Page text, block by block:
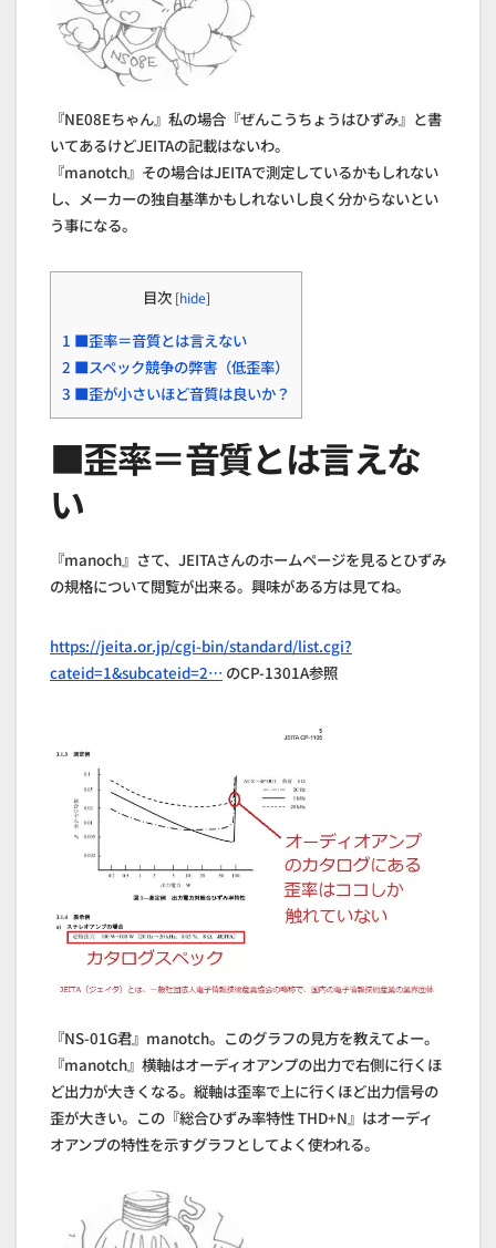
『NE08Eちゃん』私の場合『ぜんこうちょうはひずみ』と書
いてあるけどJEITAの記載はないわ。
『manotch』その場合はJEITAで測定しているかもしれない
し、メーカーの独自基準かもしれないし良く分からないとい
う事になる。
目次 [hide]
1 ■歪率＝音質とは言えない
2 ■スペック競争の弊害（低歪率）
3 ■歪が小さいほど音質は良いか？
■歪率＝音質とは言えな
い
『manoch』さて、JEITAさんのホームページを見るとひずみ
の規格について閲覧が出来る。興味がある方は見てね。
https://jeita.or.jp/cgi-bin/standard/list.cgi?
cateid=1&subcateid=2… のCP-1301A参照
『NS-01G君』manotch。このグラフの見方を教えてよー。
『manotch』横軸はオーディオアンプの出力で右側に行くほ
ど出力が大きくなる。縦軸は歪率で上に行くほど出力信号の
歪が大きい。この『総合ひずみ率特性 THD+N』はオーディ
オアンプの特性を示すグラフとしてよく使われる。